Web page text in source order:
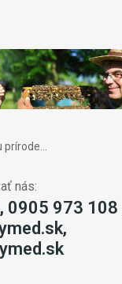
nás:
0905 973 108